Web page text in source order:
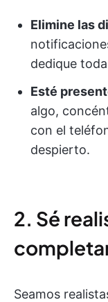
Elimine las
dedique
Esté
algo,
con el
despierto.
2. Sé
Seamos